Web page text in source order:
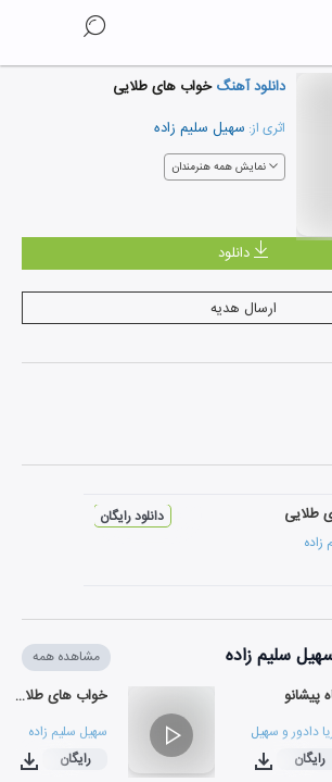
دانلود آهنگخواب های طلایی
اثری از: سهیل سلیم زاده
نمایش همه هنرمندان
دانلود
ارسال هدیه
طلایی دانلود رایگان
سلیم زاده مشاهده همه
پیشانو
دادور و سهیل سلیم زاده
رایگان
خواب های طلایی
سهیل سلیم زاده
۰۳:۰۳
رایگان